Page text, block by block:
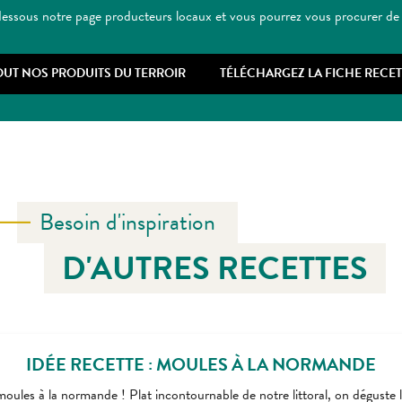
notre page producteurs locaux et vous pourrez vous procurer
NOS PRODUITS DU TERROIR TÉLÉCHARGEZ LA FICHE
Besoin d'inspiration
D'AUTRES RECETTES
IDÉE RECETTE : MOULES À LA NORMANDE
à la normande ! Plat incontournable de notre littoral, on déguste